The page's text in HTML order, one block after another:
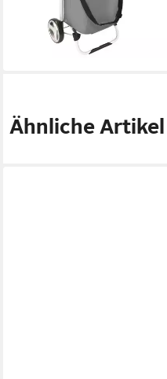
lieferbar - in 2-3 Werktagen bei dir
Ähnliche Artikel